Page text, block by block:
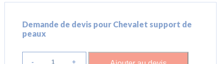
Demande de devis pour Chevalet support de
peaux
quantité